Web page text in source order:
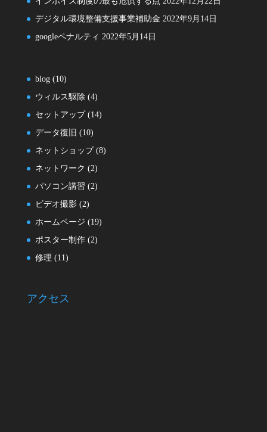
デジタル環境整備支援事業補助金 2022年9月14日
googleペナルティ 2022年5月14日
blog(10)
ウィルス駆除 (4)
セットアップ(14)
データ復旧 (10)
ネットショップ(8)
ネットワーク (2)
パソコン講習 (2)
ビデオ撮影(2)
ホームページ (19)
ポスター制作(2)
修理 (11)
アクセス